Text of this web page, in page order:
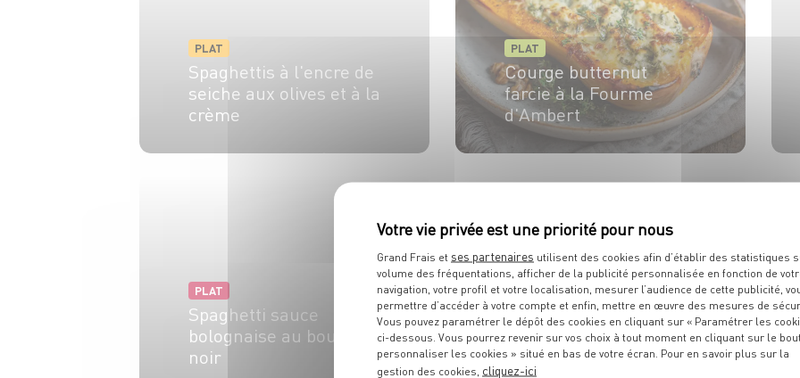
PLAT
Spaghettis à l'encre de
seiche aux olives et à la
crème
PLAT
Courge butternut
farcie à la Fourme
d'Ambert
PLAT
Spaghetti sauce
bolognaise au boudin
noir
PLAT
Gratin de pâtes au thon
et petits pois
Grand Frais et ses partenaires utilisent des cookies afin d’établir des statistiques
volume des fréquentations, afficher de la publicité personnalisée en fonction de
navigation, votre profil et votre localisation, mesurer l’audience de cette publicité,
permettre d’accéder à votre compte et enfin, mettre en œuvre des mesures de
Vous pouvez paramétrer le dépôt des cookies en cliquant sur « Paramétrer les
ci-dessous. Vous pourrez revenir sur vos choix à tout moment en cliquant sur le
personnaliser les cookies » situé en bas de votre écran. Pour en savoir plus sur la
gestion des cookies, cliquez-ici